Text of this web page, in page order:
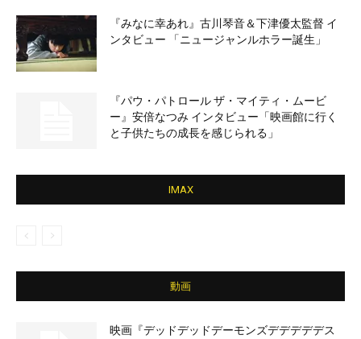
『みなに幸あれ』古川琴音＆下津優太監督 イ
ンタビュー 「ニュージャンルホラー誕生」
『パウ・パトロール ザ・マイティ・ムービ
ー』安倍なつみ インタビュー「映画館に行く
と子供たちの成長を感じられる」
IMAX
動画
映画『デッドデッドデーモンズデデデデデス